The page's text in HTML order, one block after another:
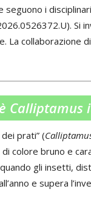
seguono i
Si
La
Calliptamus
prati” (
di colore bruno e
gli insetti,
e supera